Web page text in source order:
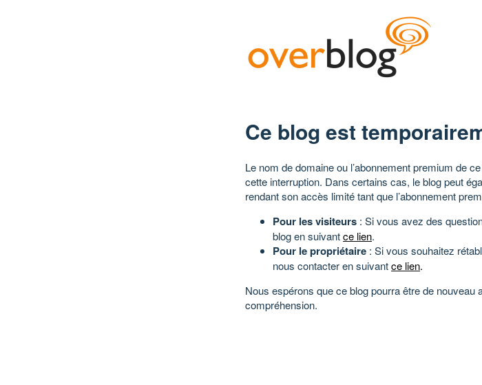
Ce blog est
Le nom de domaine ou l’abonnement premium de
cette interruption. Dans certains cas, le blog peut
rendant son accès limité tant que l’abonnement
Pour les visiteurs : Si vous avez des
blog en suivantce lien.
Pour le propriétaire : Si vous souhaitez
nous contacter en suivantce lien.
Nous espérons que ce blog pourra être de
compréhension.